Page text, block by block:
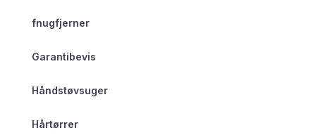
fnugfjerner
Garantibevis
Håndstøvsuger
Hårtørrer